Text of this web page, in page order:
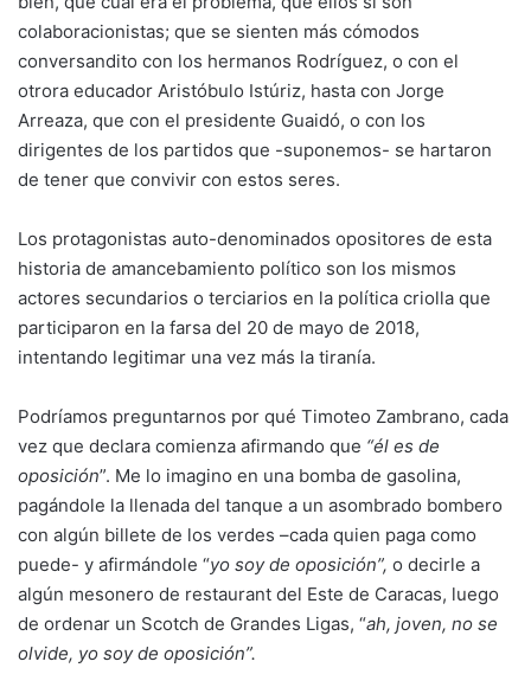
colaboracionistas; que se sienten más cómodos
conversandito con los hermanos Rodríguez, o con el
otrora educador Aristóbulo Istúriz, hasta con Jorge
Arreaza, que con el presidente Guaidó, o con los
dirigentes de los partidos que -suponemos- se hartaron
de tener que convivir con estos seres.
Los protagonistas auto-denominados opositores de esta
historia de amancebamiento político son los mismos
actores secundarios o terciarios en la política criolla que
participaron en la farsa del 20 de mayo de 2018,
intentando legitimar una vez más la tiranía.
Podríamos preguntarnos por qué Timoteo Zambrano, cada
vez que declara comienza afirmando que “él es de
oposición”. Me lo imagino en una bomba de gasolina,
pagándole la llenada del tanque a un asombrado bombero
con algún billete de los verdes –cada quien paga como
puede- y afirmándole “yo soy de oposición”, o decirle a
algún mesonero de restaurant del Este de Caracas, luego
de ordenar un Scotch de Grandes Ligas, “ah, joven, no se
olvide, yo soy de oposición”.